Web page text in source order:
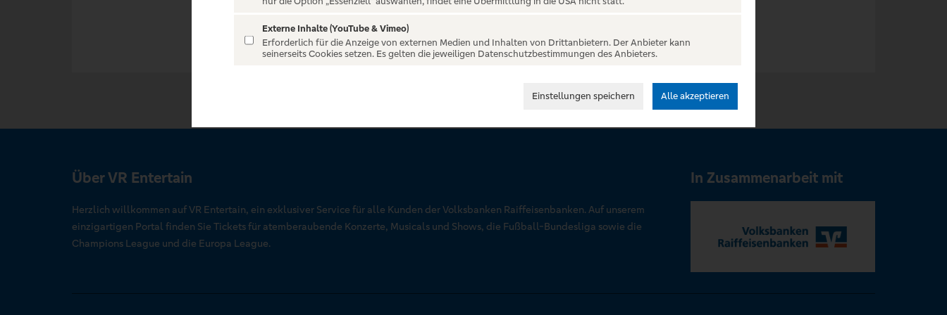
Über VR Entertain
Herzlich willkommen auf VR Entertain, ein exklusiver Service für alle Kunden der Volksbanken Raiffeisenbanken. Auf unserem
einzigartigen Portal finden Sie Tickets für atemberaubende Konzerte, Musicals und Shows, die Fußball-Bundesliga sowie die
Champions League und die Europa League.
In Zusammenarbeit mit
Externe Inhalte (YouTube & Vimeo)
Erforderlich für die Anzeige von externen Medien und Inhalten von Drittanbietern. Der Anbieter kann
seinerseits Cookies setzen. Es gelten die jeweiligen Datenschutzbestimmungen des Anbieters.
Einstellungen speichern Alle akzeptieren